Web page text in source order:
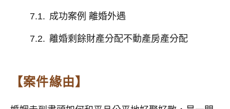
成功案例 離婚外遇
離婚剩餘財產分配不動產房產分配
【案件緣由】